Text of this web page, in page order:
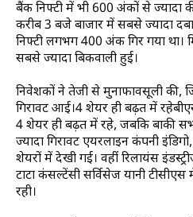
बैंक निफ्टी में भी 600 अंकों से ज्यादा
करीब 3 बजे बाजार में सबसे ज्यादा
निफ्टी लगभग 400 अंक गिर गया
सबसे ज्यादा बिकवाली हुई।
निवेशकों ने तेजी से मुनाफावसूली
गिरावट आई।4 शेयर ही बढ़त में
4 शेयर ही बढ़त में रहे, जबकि बाकी
ज्यादा गिरावट एयरलाइन कंपनी
शेयरों में देखी गई। वहीं रिलायंस
टाटा कंसल्टेंसी सर्विसेज यानी
रही।